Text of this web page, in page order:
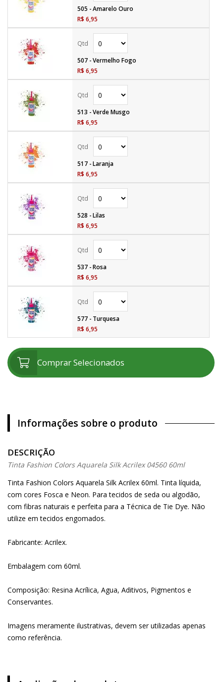
505 - Amarelo Ouro
R$ 6,95
507 - Vermelho Fogo
R$ 6,95
513 - Verde Musgo
R$ 6,95
517 - Laranja
R$ 6,95
528 - Lilas
R$ 6,95
537 - Rosa
R$ 6,95
577 - Turquesa
R$ 6,95
Comprar Selecionados
Informações sobre o produto
DESCRIÇÃO
Tinta Fashion Colors Aquarela Silk Acrilex 04560 60ml
Tinta Fashion Colors Aquarela Silk Acrilex 60ml. Tinta líquida,
com cores Fosca e Neon. Para tecidos de seda ou algodão,
com fibras naturais e perfeita para a Técnica de Tie Dye. Não
utilize em tecidos engomados.
Fabricante: Acrilex.
Embalagem com 60ml.
Composição: Resina Acrílica, Agua, Aditivos, Pigmentos e
Conservantes.
Imagens meramente ilustrativas, devem ser utilizadas apenas
como referência.